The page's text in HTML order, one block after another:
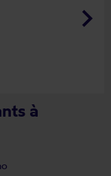
keyboard_arrow_right
à